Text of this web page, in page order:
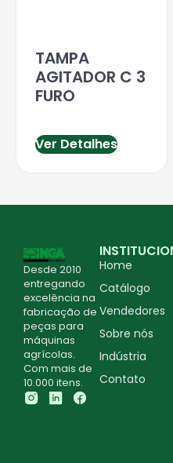
TAMPA
AGITADOR C 3
FURO
Ver Detalhes
Desde 2010
entregando
excelência na
fabricação de
peças para
máquinas
agrícolas.
Com mais de
10.000 itens.
Home
Catálogo
Vendedores
Sobre nós
Indústria
Contato